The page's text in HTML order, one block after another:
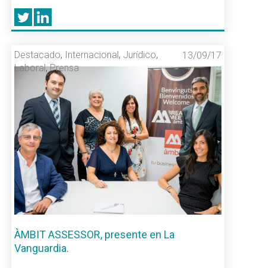
Destacado, Internacional, Jurídico,
Laboral,Prensa
13/09/17
ÀMBIT ASSESSOR, presente en La
Vanguardia.